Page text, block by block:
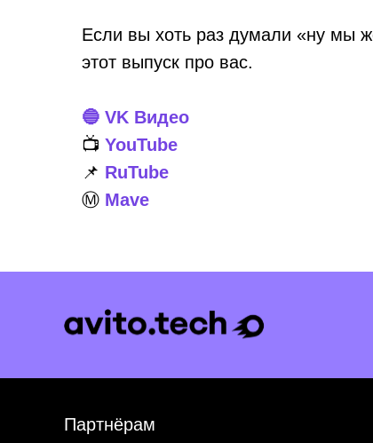
Если вы хоть раз думали «ну мы
этот выпуск про вас.
🔵 VK Видео
📺 YouTube
📌 RuTube
Ⓜ️ Mave
Партнёрам